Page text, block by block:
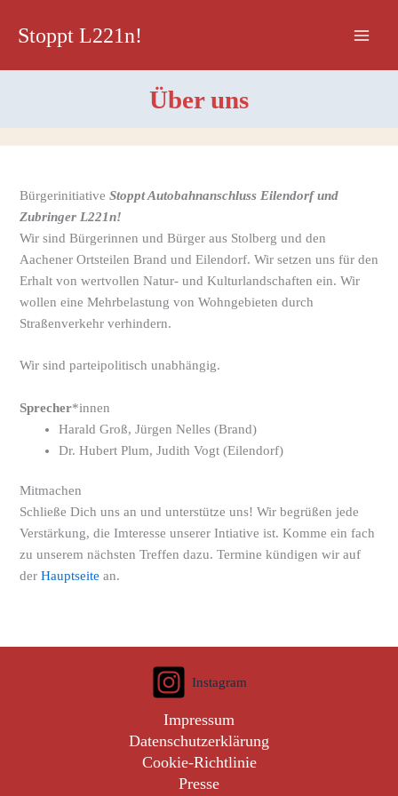
InhaltStoppt L221n!
Über uns
Bürgerinitiative Stoppt Autobahnanschluss Eilendorf und
Zubringer L221n!
Wir sind Bürgerinnen und Bürger aus Stolberg und den
Aachener Ortsteilen Brand und Eilendorf. Wir setzen uns für den
Erhalt von wertvollen Natur- und Kulturlandschaften ein. Wir
wollen eine Mehrbelastung von Wohngebieten durch
Straßenverkehr verhindern.
Wir sind parteipolitisch unabhängig.
Sprecher*innen
Harald Groß, Jürgen Nelles (Brand)
Dr. Hubert Plum, Judith Vogt (Eilendorf)
Mitmachen
Schließe Dich uns an und unterstütze uns! Wir begrüßen jede
Verstärkung, die Imteresse unserer Intiative ist. Komme ein fach
zu unserem nächsten Treffen dazu. Termine kündigen wir auf
der Hauptseite an.
Instagram
Impressum
Datenschutzerklärung
Cookie-Richtlinie
Presse